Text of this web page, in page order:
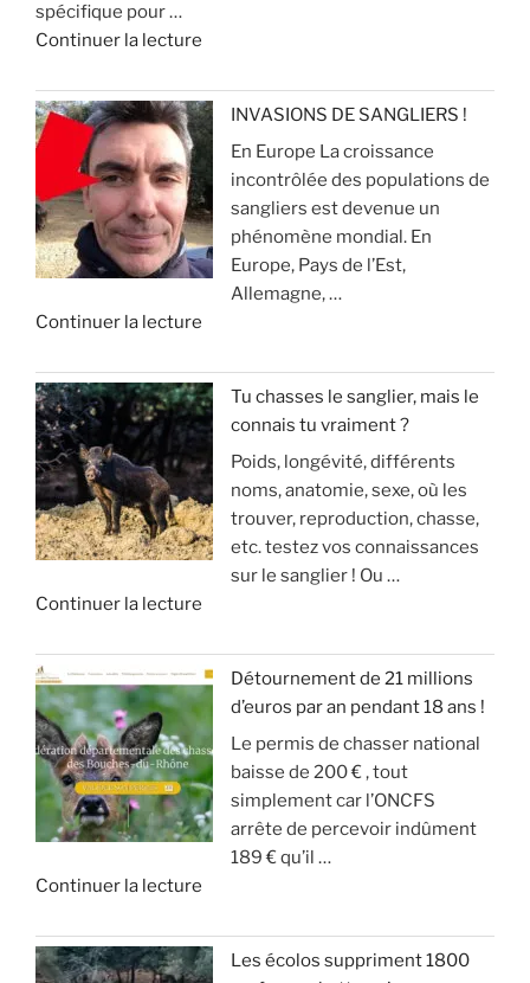
i
t
r
q
u
e
o
u
s
a
r
r
i
»
s
e
»
e
u
p
o
u
r
h
a
s
s
e
(
m
r
a
t
e
u
r
d
n
spécifique pour …
Continuer la lecture
«
e
c
h
e
e
a
u
s
a
n
g
r
a
n
d
g
i
b
a
v
INVASIONS DE SANGLIERS !
En Europe La croissance
incontrôlée des populations de
sangliers est devenue un
phénomène mondial. En
Europe, Pays de l’Est,
Allemagne, …
Continuer la lecture
«
I
N
V
A
S
S
D
E
S
A
N
G
R
S
Tu chasses le sanglier, mais le
connais tu vraiment ?
Poids, longévité, différents
noms, anatomie, sexe, où les
trouver, reproduction, chasse,
etc. testez vos connaissances
sur le sanglier ! Ou …
Continuer la lecture
«
T
u
c
h
a
s
l
Détournement de 21 millions
d’euros par an pendant 18 ans !
Le permis de chasser national
baisse de 200 € , tout
simplement car l’ONCFS
arrête de percevoir indûment
189 € qu’il …
Continuer la lecture
«
Les écolos suppriment 1800